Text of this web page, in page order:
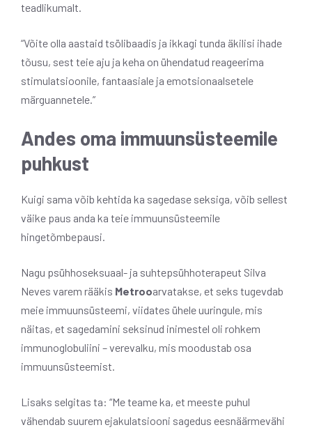
teadlikumalt.
“Võite olla aastaid tsölibaadis ja ikkagi tunda äkilisi ihade
tõusu, sest teie aju ja keha on ühendatud reageerima
stimulatsioonile, fantaasiale ja emotsionaalsetele
märguannetele.”
Andes oma immuunsüsteemile
puhkust
Kuigi sama võib kehtida ka sagedase seksiga, võib sellest
väike paus anda ka teie immuunsüsteemile
hingetõmbepausi.
Nagu psühhoseksuaal- ja suhtepsühhoterapeut Silva
Neves varem rääkis Metrooarvatakse, et seks tugevdab
meie immuunsüsteemi, viidates ühele uuringule, mis
näitas, et sagedamini seksinud inimestel oli rohkem
immunoglobuliini – verevalku, mis moodustab osa
immuunsüsteemist.
Lisaks selgitas ta: “Me teame ka, et meeste puhul
vähendab suurem ejakulatsiooni sagedus eesnäärmevähi